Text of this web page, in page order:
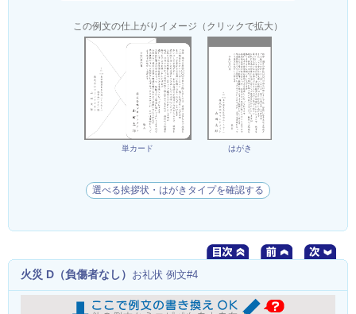
この例文の仕上がりイメージ（クリックで拡大）
単カード はがき
選べる挨拶状・はがきタイプを確認する
火災 D（負傷者なし） お礼状 例文#4